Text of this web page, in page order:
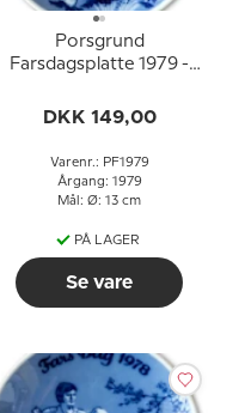
Porsgrund
Farsdagsplatte 1979 -
og barn
DKK 149,00
Varenr.: PF1979
Årgang: 1979
Mål: Ø: 13 cm
PÅ LAGER
Se vare